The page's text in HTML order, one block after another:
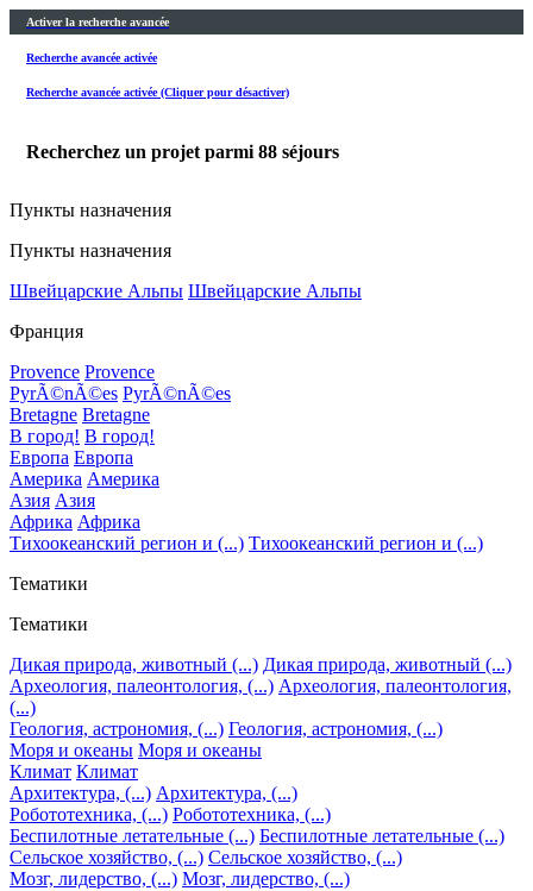
Activer la recherche avancée
Recherche avancée activée
Recherche avancée activée (Cliquer pour désactiver)
Recherchez un projet parmi 88 séjours
Пункты назначения
Пункты назначения
Швейцарские Альпы Швейцарские Альпы
Франция
Provence Provence
PyrÃ©nÃ©es PyrÃ©nÃ©es
Bretagne Bretagne
В город! В город!
Европа Европа
Америка Америка
Азия Азия
Африка Африка
Тихоокеанский регион и (...) Тихоокеанский регион и (...)
Тематики
Тематики
Дикая природа, животный (...) Дикая природа, животный (...)
Археология, палеонтология, (...) Археология, палеонтология,
(...)
Геология, астрономия, (...) Геология, астрономия, (...)
Моря и океаны Моря и океаны
Климат Климат
Архитектура, (...) Архитектура, (...)
Робототехника, (...) Робототехника, (...)
Беспилотные летательные (...) Беспилотные летательные (...)
Сельское хозяйство, (...) Сельское хозяйство, (...)
Мозг, лидерство, (...) Мозг, лидерство, (...)